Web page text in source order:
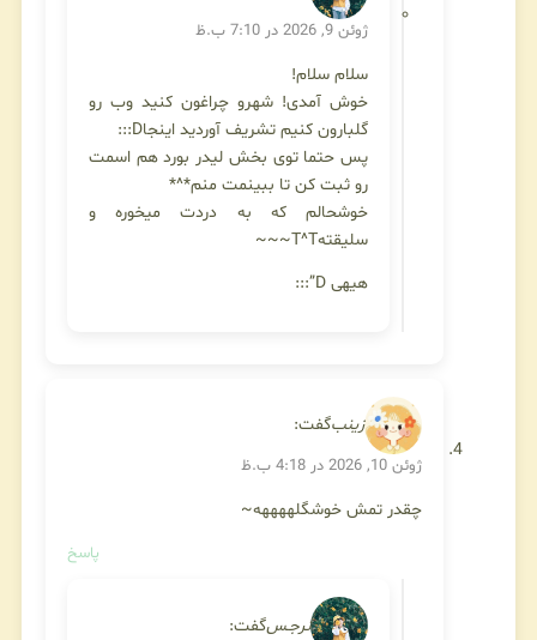
ژوئن 9, 2026 در 7:10 ب.ظ
سلام سلام!
خوش آمدی! شهرو چراغون کنید وب رو
گلبارون کنیم تشریف آوردید اینجاD:::
پس حتما توی بخش لیدر بورد هم اسمت
رو ثبت کن تا ببینمت منم*^*
خوشحالم که به دردت میخوره و
سلیقتهT^T~~~
هیهی D”:::
زینبگفت:
ژوئن 10, 2026 در 4:18 ب.ظ
چقدر تمش خوشگلههههه~
پاسخ
نرجـسگفت: